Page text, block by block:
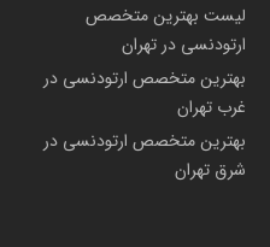
لیست بهترین متخصص
ارتودنسی در تهران
بهترین متخصص ارتودنسی در
غرب تهران
بهترین متخصص ارتودنسی در
شرق تهران